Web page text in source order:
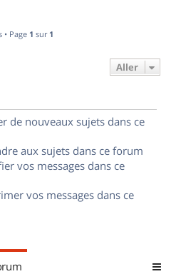
• Page 1 sur 1
Aller
de nouveaux sujets dans ce
aux sujets dans ce forum
vos messages dans ce
vos messages dans ce